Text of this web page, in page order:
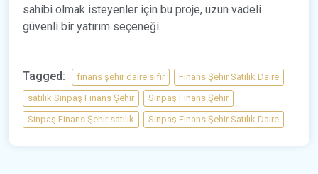
sahibi olmak isteyenler için bu proje, uzun vadeli
güvenli bir yatırım seçeneği.
Tagged: finans şehir daire sıfır
Finans Şehir Satılık Daire
satılık Sinpaş Finans Şehir
Sinpaş Finans Şehir
Sinpaş Finans Şehir satılık
Sinpaş Finans Şehir Satılık Daire